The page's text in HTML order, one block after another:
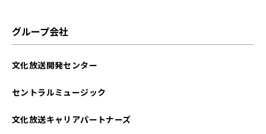
グループ会社
文化放送開発センター
セントラルミュージック
文化放送キャリアパートナーズ